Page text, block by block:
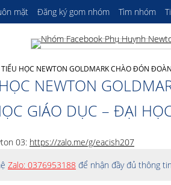
mặt Đăng ký gom nhóm Tìm nhóm
HỌC NEWTON GOLDMARK CHÀO ĐÓN
NEWTON
GIÁO DỤC – ĐẠI
03: https://zalo.me/g/eacish207
Zalo: 0376953188 để nhận đầy đủ thông